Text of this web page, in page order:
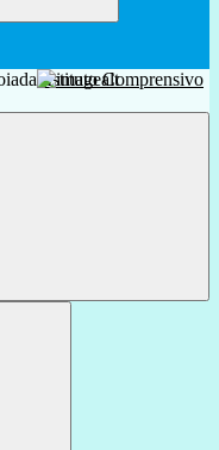
Istituto Comprensivo